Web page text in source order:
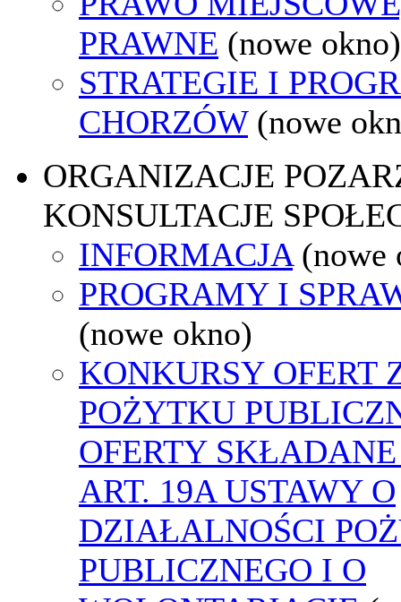
PRAWNE (nowe okno)
STRATEGIE I
CHORZÓW (nowe
ORGANIZACJE
KONSULTACJE
INFORMACJA (nowe
PROGRAMY I
(nowe okno)
KONKURSY OFERT
POŻYTKU
OFERTY
ART. 19A USTAWY O
DZIAŁALNOŚCI
PUBLICZNEGO I O